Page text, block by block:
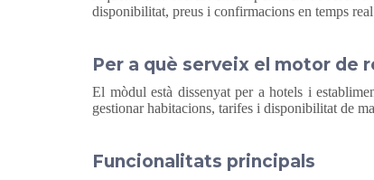
disponibilitat, preus i confirmacions en temps
Per a què serveix el motor de
El mòdul està dissenyat per a hotels i
gestionar habitacions, tarifes i disponibilitat de
Funcionalitats principals